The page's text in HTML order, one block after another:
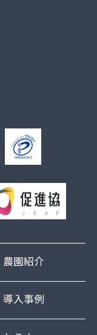
農園紹介
導入事例